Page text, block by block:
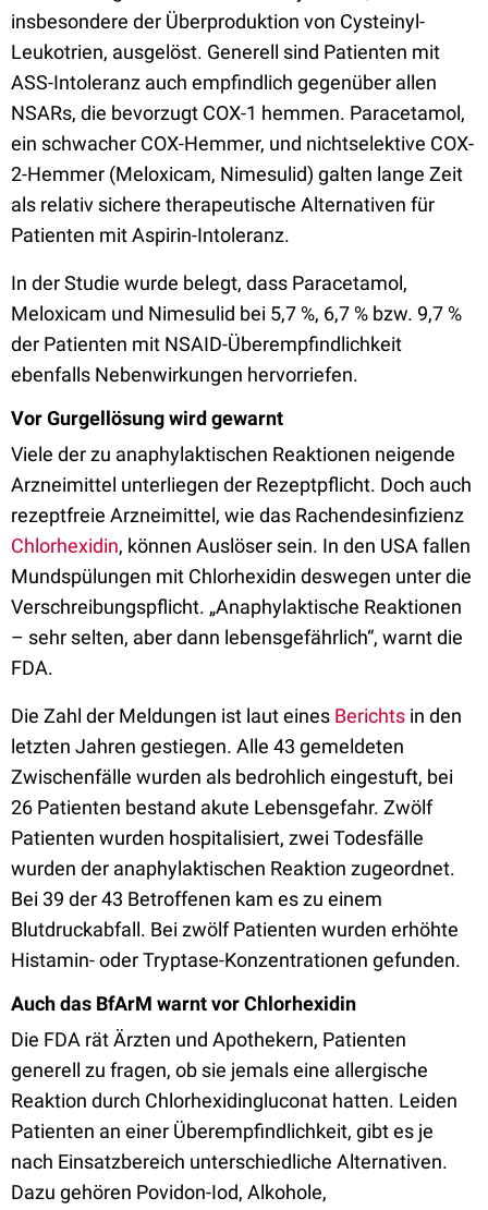
insbesondere der Überproduktion von Cysteinyl-
Leukotrien, ausgelöst. Generell sind Patienten mit
ASS-Intoleranz auch empfindlich gegenüber allen
NSARs, die bevorzugt COX-1 hemmen. Paracetamol,
ein schwacher COX-Hemmer, und nichtselektive COX-
2-Hemmer (Meloxicam, Nimesulid) galten lange Zeit
als relativ sichere therapeutische Alternativen für
Patienten mit Aspirin-Intoleranz.
In der Studie wurde belegt, dass Paracetamol,
Meloxicam und Nimesulid bei 5,7 %, 6,7 % bzw. 9,7 %
der Patienten mit NSAID-Überempfindlichkeit
ebenfalls Nebenwirkungen hervorriefen.
Vor Gurgellösung wird gewarnt
Viele der zu anaphylaktischen Reaktionen neigende
Arzneimittel unterliegen der Rezeptpflicht. Doch auch
rezeptfreie Arzneimittel, wie das Rachendesinfizienz
Chlorhexidin, können Auslöser sein. In den USA fallen
Mundspülungen mit Chlorhexidin deswegen unter die
Verschreibungspflicht. „Anaphylaktische Reaktionen
– sehr selten, aber dann lebensgefährlich“, warnt die
FDA.
Die Zahl der Meldungen ist laut eines Berichts in den
letzten Jahren gestiegen. Alle 43 gemeldeten
Zwischenfälle wurden als bedrohlich eingestuft, bei
26 Patienten bestand akute Lebensgefahr. Zwölf
Patienten wurden hospitalisiert, zwei Todesfälle
wurden der anaphylaktischen Reaktion zugeordnet.
Bei 39 der 43 Betrof­fenen kam es zu einem
Blutdruckabfall. Bei zwölf Patienten wurden erhöhte
Histamin- oder Tryptase-Konzentrationen gefunden.
Auch das BfArM warnt vor Chlorhexidin
Die FDA rät Ärzten und Apothekern, Patienten
generell zu fragen, ob sie jemals eine allergische
Reaktion durch Chlorhexidingluconat hatten. Leiden
Patienten an einer Überempfindlichkeit, gibt es je
nach Einsatzbereich unterschiedliche Alternativen.
Dazu gehören Povidon-Iod, Alkohole,